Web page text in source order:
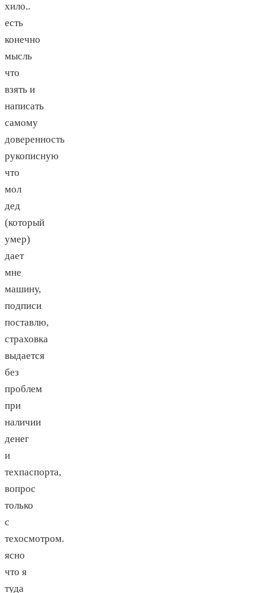
хило..
есть
конечно
мысль
что
взять и
написать
самому
доверенность
рукописную
что
мол
дед
(который
умер)
дает
мне
машину,
подписи
поставлю,
страховка
выдается
без
проблем
при
наличии
денег
и
техпаспорта,
вопрос
только
с
техосмотром.
ясно
что я
туда